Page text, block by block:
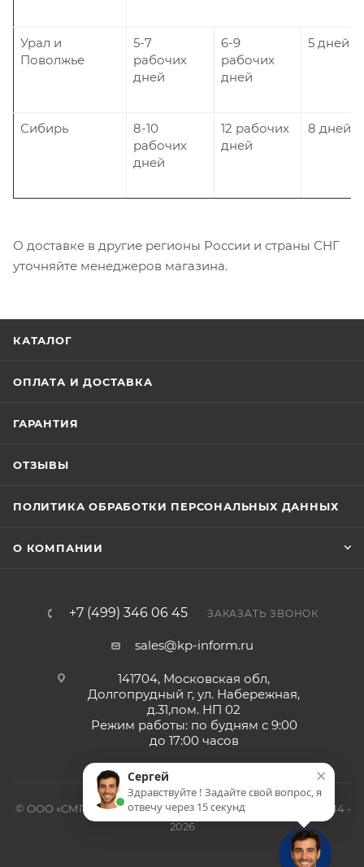
Урал и
Поволжье
5-7
рабочих
дней
6-9
рабочих
дней
5 дней
Сибирь
8-10
рабочих
дней
12 рабочих
дней
8 дней
О доставке в другие регионы России и страны СНГ
уточняйте менеджеров магазина.
КАТАЛОГ
ОПЛАТА И ДОСТАВКА
ГАРАНТИЯ
ОТЗЫВЫ
ПОЛИТИКА ОБРАБОТКИ ПЕРСОНАЛЬНЫХ ДАННЫХ
О КОМПАНИИ
+7 (499) 346 06 45 ЗАКАЗАТЬ ЗВОНОК
sales@kp-inform.ru
141704, Московская обл,
Долгопрудный г, ул. Набережная,
д.31,пом. НП 02
Режим работы: по будням с 9:00
до 17:00 часов
© ООО «СМП-Проект», поставка серверных запчастей, 2014 -
2026
×
Сергей
Здравствуйте ! Задайте свой вопрос, я
отвечу через 15 секунд